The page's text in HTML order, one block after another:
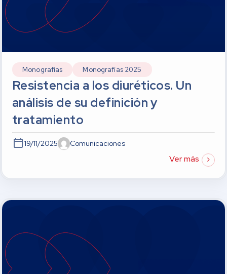
Monografías Monografías 2025
Resistencia a los diuréticos. Un
análisis de su definición y
tratamiento
19/11/2025 Comunicaciones
Ver más